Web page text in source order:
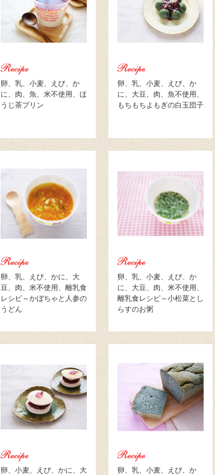
卵、乳、小麦、えび、か
に、肉、魚、米不使用、ほ
うじ茶プリン
卵、乳、小麦、えび、か
に、大豆、肉、魚不使用、
もちもちよもぎの白玉団子
卵、乳、えび、かに、大
豆、肉、米不使用、離乳食
レシピ～かぼちゃと人参の
うどん
卵、乳、小麦、えび、か
に、大豆、肉、米不使用、
離乳食レシピ～小松菜とし
らすのお粥
卵、小麦、えび、かに、大 卵、乳、小麦、えび、か